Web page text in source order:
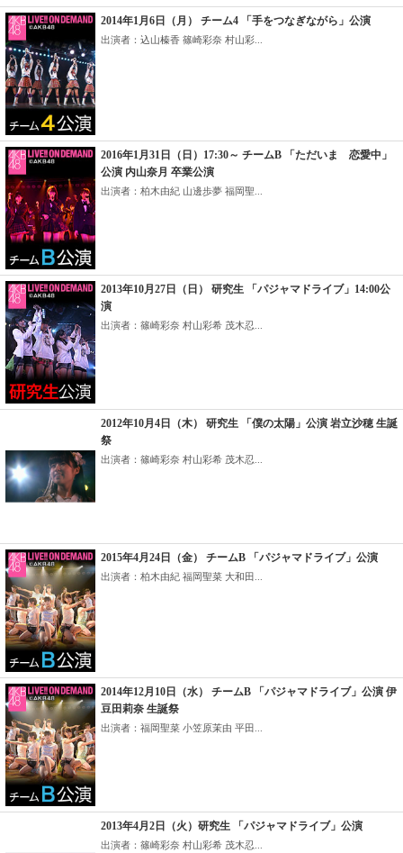
2014年1月6日（月） チーム4 「手をつなぎながら」公演
出演者：込山榛香 篠崎彩奈 村山彩...
2016年1月31日（日）17:30～ チームB 「ただいま 恋愛中」
公演 内山奈月 卒業公演
出演者：柏木由紀 山邊歩夢 福岡聖...
2013年10月27日（日） 研究生 「パジャマドライブ」14:00公
演
出演者：篠崎彩奈 村山彩希 茂木忍...
2012年10月4日（木） 研究生 「僕の太陽」公演 岩立沙穂 生誕
祭
出演者：篠崎彩奈 村山彩希 茂木忍...
2015年4月24日（金） チームB 「パジャマドライブ」公演
出演者：柏木由紀 福岡聖菜 大和田...
2014年12月10日（水） チームB 「パジャマドライブ」公演 伊
豆田莉奈 生誕祭
出演者：福岡聖菜 小笠原茉由 平田...
2013年4月2日（火）研究生 「パジャマドライブ」公演
出演者：篠崎彩奈 村山彩希 茂木忍...